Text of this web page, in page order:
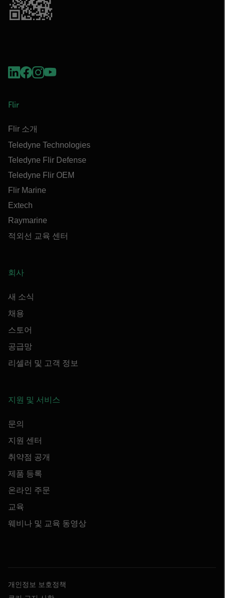
Flir
Flir 소개
Teledyne Technologies
Teledyne Flir Defense
Teledyne Flir OEM
Flir Marine
Extech
Raymarine
적외선 교육 센터
회사
새 소식
채용
스토어
공급망
리셀러 및 고객 정보
지원 및 서비스
문의
지원 센터
취약점 공개
제품 등록
온라인 주문
교육
웨비나 및 교육 동영상
개인정보 보호정책